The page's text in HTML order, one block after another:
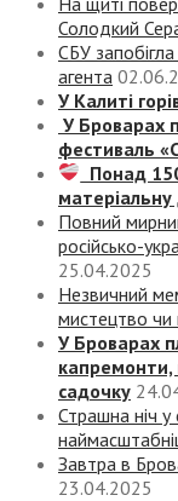
Солодкий
СБУ
агента
У Калиті
У Броварах
фестиваль
Понад
Повний
російсько-
25.04.2025
Незвичний
мистецтво чи
У Броварах
капремонти,
садочку
Страшна ніч у
Завтра в
23.04.2025